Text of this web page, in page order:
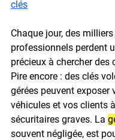
clés
Chaque jour, des milliers
professionnels perdent
précieux à chercher des
Pire encore : des clés
gérées peuvent exposer
véhicules et vos clients
sécuritaires graves. La
souvent négligée, est